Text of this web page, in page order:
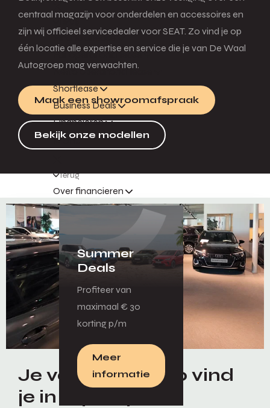
Terug
Financial lease
Full operational lease
Netto operational lease
Shortlease
Business Deals
Financieren
Menu
Terug
Over financieren
Summer
Deals
Profiteer van
maximaal € 30
korting p/m
Meer
informatie
centraal magazijn voor onderdelen en accessoires en
zijn wij officieel servicedealer voor SEAT. Zo vind je op
één locatie alle expertise en service die je van De Waal
Autogroep mag verwachten.
Maak een showroomafspraak
Bekijk onze modellen
Je volgende auto vind
je in Nijmegen!